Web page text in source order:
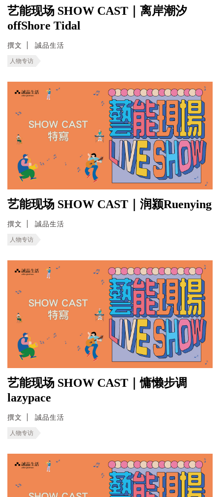
艺能现场 SHOW CAST｜离岸潮汐
offShore Tidal
撰文 誠品生活
人物专访
艺能现场 SHOW CAST｜润颍Ruenying
撰文 誠品生活
人物专访
艺能现场 SHOW CAST｜慵懒步调
lazypace
撰文 誠品生活
人物专访